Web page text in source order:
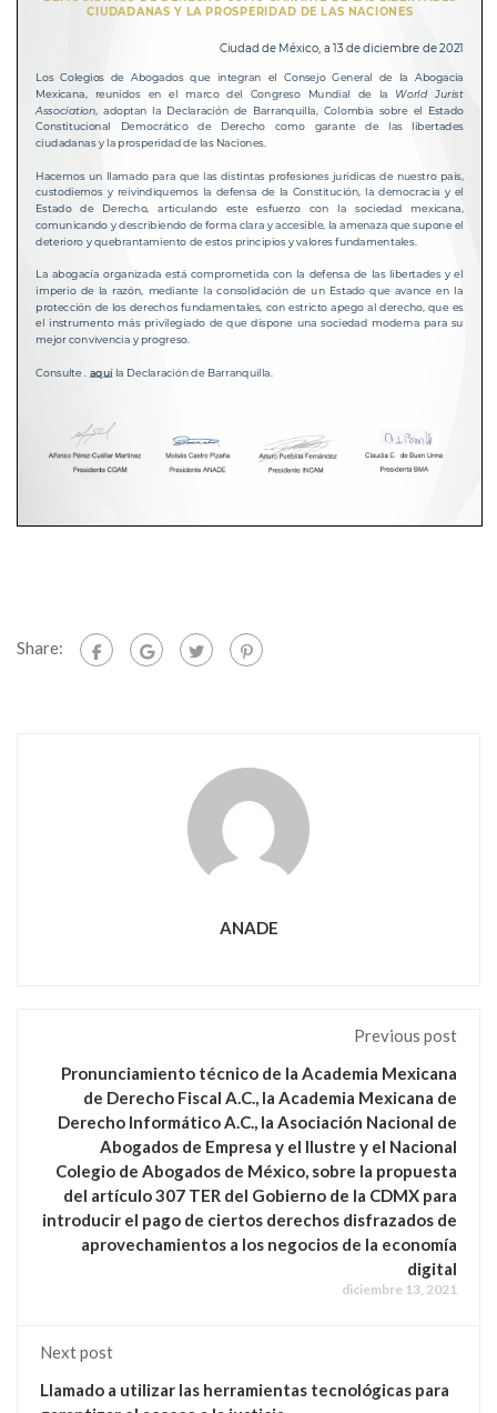
Share:
ANADE
Previous post
Pronunciamiento técnico de la Academia Mexicana
de Derecho Fiscal A.C., la Academia Mexicana de
Derecho Informático A.C., la Asociación Nacional de
Abogados de Empresa y el Ilustre y el Nacional
Colegio de Abogados de México, sobre la propuesta
del artículo 307 TER del Gobierno de la CDMX para
introducir el pago de ciertos derechos disfrazados de
aprovechamientos a los negocios de la economía
digital
diciembre 13, 2021
Next post
Llamado a utilizar las herramientas tecnológicas para